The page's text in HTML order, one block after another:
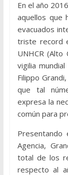
En el año
aquellos que
evacuados
triste record
UNHCR (Alto
vigilia
Filippo
que tal
expresa la
común para
Agencia,
total de los
respecto al